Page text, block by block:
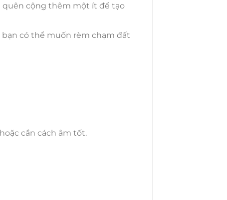
quên cộng thêm một ít để tạo
có thể muốn rèm chạm đất
cần cách âm tốt.